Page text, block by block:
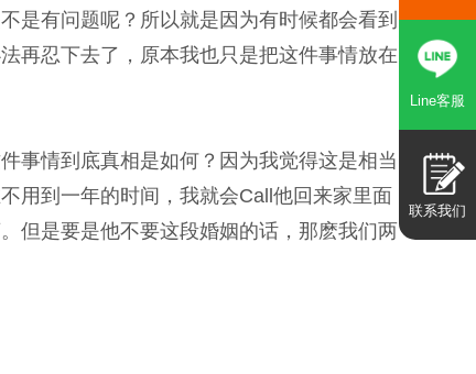
是有问题呢？所以就是因为有时候都会看到
再忍下去了，原本我也只是把这件事情放在
事情到底真相是如何？因为我觉得这是相当
用到一年的时间，我就会Call他回来家里面
但是要是他不要这段婚姻的话，那麽我们两
Line客服
联系我们